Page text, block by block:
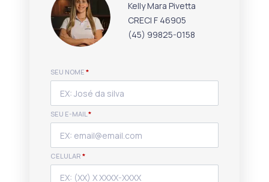
Kelly Mara Pivetta
CRECI F 46905
(45) 99825-0158
SEU NOME *
SEU E-MAIL*
CELULAR *